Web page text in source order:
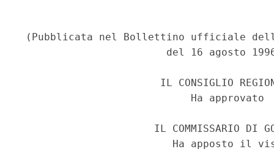
(Pubblicata nel Bollettino ufficiale
del 16 agosto
IL CONSIGLIO
                            Ha approvato
IL COMMISSARIO DI
Ha apposto il